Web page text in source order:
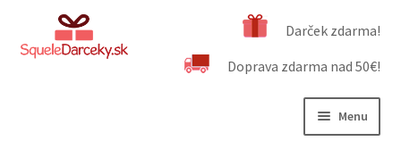
Preskočiť
na
Preskočiť
na
Darček zdarma!
Doprava zdarma nad 50€!
Menu